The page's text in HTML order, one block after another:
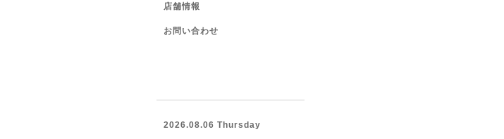
店舗情報
お問い合わせ
2026.08.06 Thursday